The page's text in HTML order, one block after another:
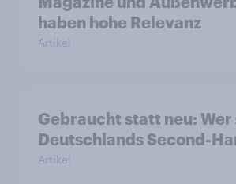
haben hohe Relevanz
Artikel
Gebraucht statt neu: Wer
Deutschlands Second-
Artikel